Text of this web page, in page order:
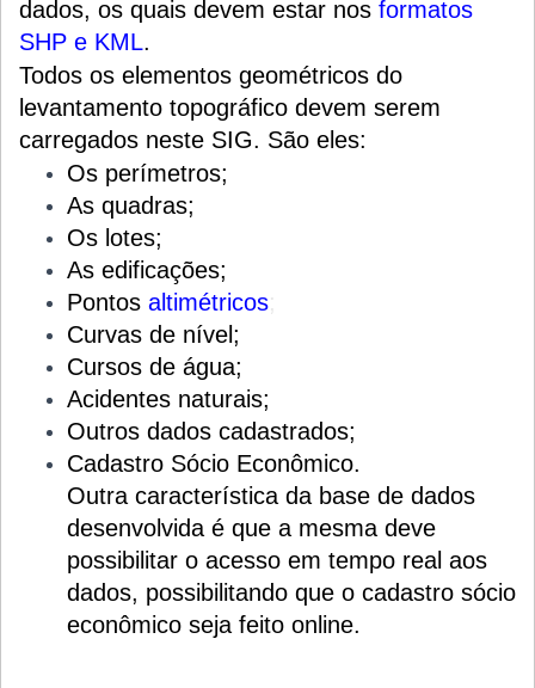
dados, os quais devem estar nos formatos
SHP e KML.
Todos os elementos geométricos do
levantamento topográfico devem serem
carregados neste SIG. São eles:
Os perímetros;
As quadras;
Os lotes;
As edificações;
Pontos altimétricos
Curvas de nível;
Cursos de água;
Acidentes naturais;
Outros dados cadastrados;
Cadastro Sócio Econômico.
Outra característica da base de dados
desenvolvida é que a mesma deve
possibilitar o acesso em tempo real aos
dados, possibilitando que o cadastro sócio
econômico seja feito online.